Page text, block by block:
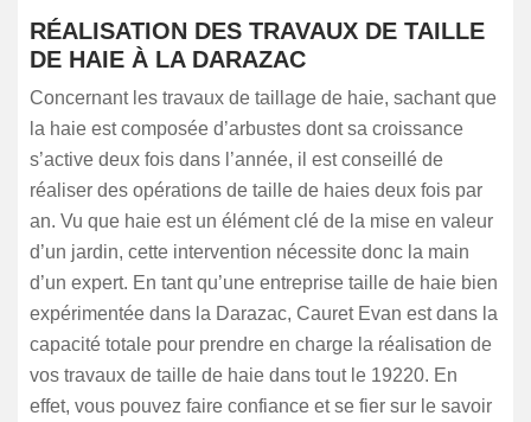
RÉALISATION DES TRAVAUX DE TAILLE
DE HAIE À LA DARAZAC
Concernant les travaux de taillage de haie, sachant que
la haie est composée d’arbustes dont sa croissance
s’active deux fois dans l’année, il est conseillé de
réaliser des opérations de taille de haies deux fois par
an. Vu que haie est un élément clé de la mise en valeur
d’un jardin, cette intervention nécessite donc la main
d’un expert. En tant qu’une entreprise taille de haie bien
expérimentée dans la Darazac, Cauret Evan est dans la
capacité totale pour prendre en charge la réalisation de
vos travaux de taille de haie dans tout le 19220. En
effet, vous pouvez faire confiance et se fier sur le savoir